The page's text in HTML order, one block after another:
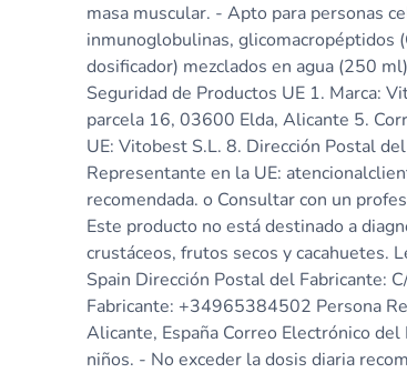
masa muscular. - Apto para personas
inmunoglobulinas, glicomacropéptidos
dosificador) mezclados en agua (250
Seguridad de Productos UE 1. Marca:
parcela 16, 03600 Elda, Alicante 5.
UE: Vitobest S.L. 8. Dirección Postal
Representante en la UE:
recomendada. o Consultar con un
Este producto no está destinado a
crustáceos, frutos secos y cacahuetes.
Spain Dirección Postal del Fabricante:
Fabricante: +34965384502 Persona
Alicante, España Correo Electrónico
niños. - No exceder la dosis diaria